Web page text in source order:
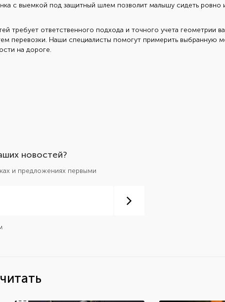
с выемкой под защитный шлем позволит малышу сидеть ровно
требует ответственного подхода и точного учета геометрии
перевозки. Наши специалисты помогут примерить выбранную
на дороге.
новостей?
и предложениях первыми